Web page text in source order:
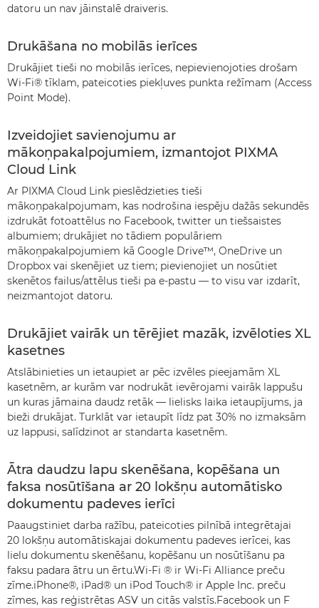
datoru un nav jāinstalē draiveris.
Drukāšana no mobilās ierīces
Drukājiet tieši no mobilās ierīces, nepievienojoties drošam
Wi-Fi® tīklam, pateicoties piekļuves punkta režīmam (Access
Point Mode).
Izveidojiet savienojumu ar
mākoņpakalpojumiem, izmantojot PIXMA
Cloud Link
Ar PIXMA Cloud Link pieslēdzieties tieši
mākoņpakalpojumam, kas nodrošina iespēju dažās sekundēs
izdrukāt fotoattēlus no Facebook, twitter un tiešsaistes
albumiem; drukājiet no tādiem populāriem
mākoņpakalpojumiem kā Google Drive™, OneDrive un
Dropbox vai skenējiet uz tiem; pievienojiet un nosūtiet
skenētos failus/attēlus tieši pa e-pastu — to visu var izdarīt,
neizmantojot datoru.
Drukājiet vairāk un tērējiet mazāk, izvēloties XL
kasetnes
Atslābinieties un ietaupiet ar pēc izvēles pieejamām XL
kasetnēm, ar kurām var nodrukāt ievērojami vairāk lappušu
un kuras jāmaina daudz retāk — lielisks laika ietaupījums, ja
bieži drukājat. Turklāt var ietaupīt līdz pat 30% no izmaksām
uz lappusi, salīdzinot ar standarta kasetnēm.
Ātra daudzu lapu skenēšana, kopēšana un
faksa nosūtīšana ar 20 lokšņu automātisko
dokumentu padeves ierīci
Paaugstiniet darba ražību, pateicoties pilnībā integrētajai
20 lokšņu automātiskajai dokumentu padeves ierīcei, kas
lielu dokumentu skenēšanu, kopēšanu un nosūtīšanu pa
faksu padara ātru un ērtu.Wi-Fi ® ir Wi-Fi Alliance preču
zīme.iPhone®, iPad® un iPod Touch® ir Apple Inc. preču
zīmes, kas reģistrētas ASV un citās valstīs.Facebook un F